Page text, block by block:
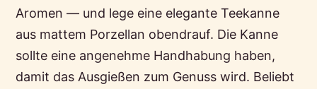
Aromen — und lege eine elegante Teekanne
aus mattem Porzellan obendrauf. Die Kanne
sollte eine angenehme Handhabung haben,
damit das Ausgießen zum Genuss wird. Beliebt